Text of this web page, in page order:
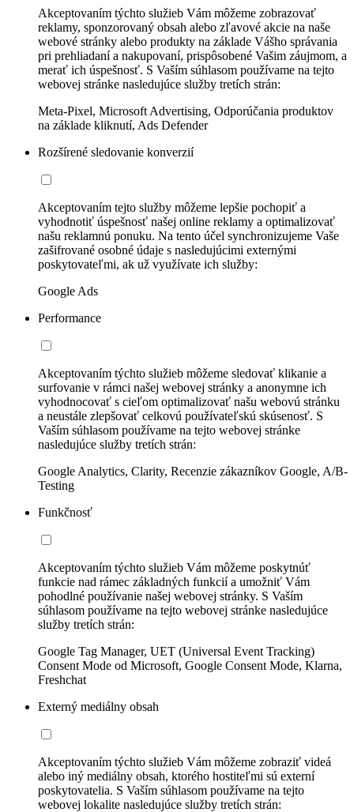
Akceptovaním týchto služieb Vám môžeme zobrazovať
reklamy, sponzorovaný obsah alebo zľavové akcie na naše
webové stránky alebo produkty na základe Vášho správania
pri prehliadaní a nakupovaní, prispôsobené Vašim záujmom, a
merať ich úspešnosť. S Vaším súhlasom používame na tejto
webovej stránke nasledujúce služby tretích strán:
Meta-Pixel, Microsoft Advertising, Odporúčania produktov
na základe kliknutí, Ads Defender
Rozšírené sledovanie konverzií
Akceptovaním tejto služby môžeme lepšie pochopiť a
vyhodnotiť úspešnosť našej online reklamy a optimalizovať
našu reklamnú ponuku. Na tento účel synchronizujeme Vaše
zašifrované osobné údaje s nasledujúcimi externými
poskytovateľmi, ak už využívate ich služby:
Google Ads
Performance
Akceptovaním týchto služieb môžeme sledovať klikanie a
surfovanie v rámci našej webovej stránky a anonymne ich
vyhodnocovať s cieľom optimalizovať našu webovú stránku
a neustále zlepšovať celkovú používateľskú skúsenosť. S
Vaším súhlasom používame na tejto webovej stránke
nasledujúce služby tretích strán:
Google Analytics, Clarity, Recenzie zákazníkov Google, A/B-
Testing
Funkčnosť
Akceptovaním týchto služieb Vám môžeme poskytnúť
funkcie nad rámec základných funkcií a umožniť Vám
pohodlné používanie našej webovej stránky. S Vaším
súhlasom používame na tejto webovej stránke nasledujúce
služby tretích strán:
Google Tag Manager, UET (Universal Event Tracking)
Consent Mode od Microsoft, Google Consent Mode, Klarna,
Freshchat
Externý mediálny obsah
Akceptovaním týchto služieb Vám môžeme zobraziť videá
alebo iný mediálny obsah, ktorého hostiteľmi sú externí
poskytovatelia. S Vaším súhlasom používame na tejto
webovej lokalite nasledujúce služby tretích strán: